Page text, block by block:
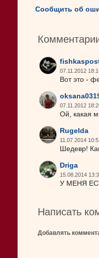
Сообщить об
07.11.2012
Вот это -
07.11.2012
Ой, какая
Rugelda
11.07.2014
Шедевр!
Driga
15.08.2014
У МЕНЯ
Написать
Добавлять